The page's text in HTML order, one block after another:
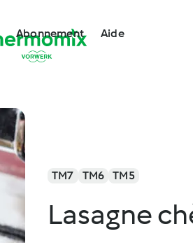
Abonnement Aide
TM7 TM6 TM5
Lasagne